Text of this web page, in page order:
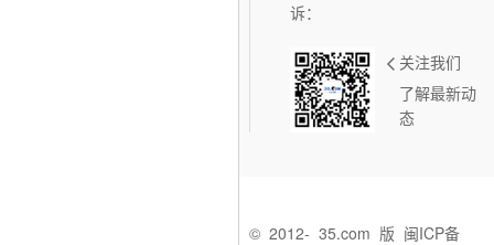
诉：
关注我们
了解最新动
态
© 2012- 35.com 版 闽ICP备